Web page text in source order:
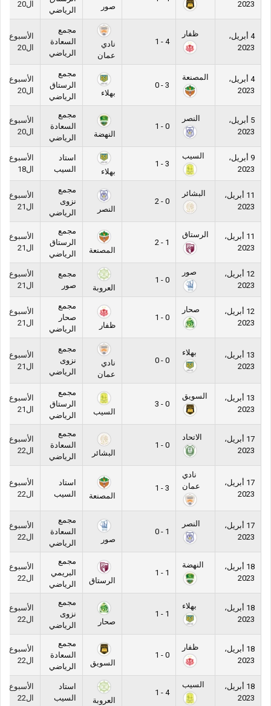
2023
صور
الرياضي
ال20
4 أبريل،
2023
ظفار
4 - 1
نادي
عمان
مجمع
السعادة
الرياضي
الأسبوع
ال20
4 أبريل،
2023
المصنعة
3 - 0
بهلاء
مجمع
الرستاق
الرياضي
الأسبوع
ال20
5 أبريل،
2023
النصر
0 - 1
النهضة
مجمع
السعادة
الرياضي
الأسبوع
ال20
9 أبريل،
2023
السيب
3 - 1
بهلاء
استاد
السيب
الأسبوع
ال18
11 أبريل،
2023
البشائر
0 - 2
النصر
مجمع
نزوى
الرياضي
الأسبوع
ال21
11 أبريل،
2023
الرستاق
1 - 2
المصنعة
مجمع
الرستاق
الرياضي
الأسبوع
ال21
12 أبريل،
2023
صور
0 - 1
العروبة
مجمع
صور
الأسبوع
ال21
12 أبريل،
2023
صحار
0 - 1
ظفار
مجمع
صحار
الرياضي
الأسبوع
ال21
13 أبريل،
2023
بهلاء
0 - 0
نادي
عمان
مجمع
نزوى
الرياضي
الأسبوع
ال21
13 أبريل،
2023
السويق
0 - 3
السيب
مجمع
الرستاق
الرياضي
الأسبوع
ال21
17 أبريل،
2023
الاتحاد
0 - 1
البشائر
مجمع
السعادة
الرياضي
الأسبوع
ال22
17 أبريل،
2023
نادي
عمان
3 - 1
المصنعة
استاد
السيب
الأسبوع
ال22
17 أبريل،
2023
النصر
1 - 0
صور
مجمع
السعادة
الرياضي
الأسبوع
ال22
18 أبريل،
2023
النهضة
1 - 1
الرستاق
مجمع
البريمي
الرياضي
الأسبوع
ال22
18 أبريل،
2023
بهلاء
1 - 1
صحار
مجمع
نزوى
الرياضي
الأسبوع
ال22
18 أبريل،
2023
ظفار
0 - 1
السويق
مجمع
السعادة
الرياضي
الأسبوع
ال22
18 أبريل،
2023
السيب
4 - 1
العروبة
استاد
السيب
الأسبوع
ال22